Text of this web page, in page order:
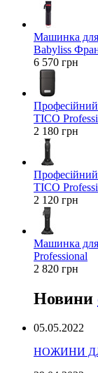
Машинка
Babyliss
6 570 грн
TICO
2 180 грн
TICO
2 120 грн
Машинка
Professional
2 820 грн
Новини
05.05.2022
НОЖИНИ